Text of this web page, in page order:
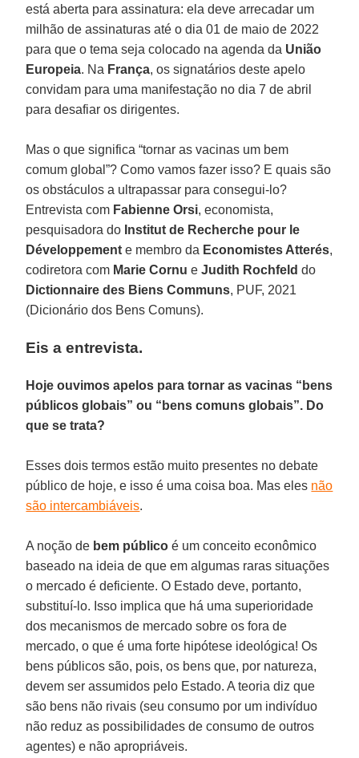
está aberta para assinatura: ela deve arrecadar um
milhão de assinaturas até o dia 01 de maio de 2022
para que o tema seja colocado na agenda da União
Europeia. Na França, os signatários deste apelo
convidam para uma manifestação no dia 7 de abril
para desafiar os dirigentes.
Mas o que significa “tornar as vacinas um bem
comum global”? Como vamos fazer isso? E quais são
os obstáculos a ultrapassar para consegui-lo?
Entrevista com Fabienne Orsi, economista,
pesquisadora do Institut de Recherche pour le
Développement e membro da Economistes Atterés,
codiretora com Marie Cornu eJudith Rochfeld do
Dictionnaire des Biens Communs, PUF, 2021
(Dicionário dos Bens Comuns).
Eis a entrevista.
Hoje ouvimos apelos para tornar as vacinas “bens
públicos globais” ou “bens comuns globais”. Do
que se trata?
Esses dois termos estão muito presentes no debate
público de hoje, e isso é uma coisa boa. Mas eles não
são intercambiáveis.
A noção de bem público é um conceito econômico
baseado na ideia de que em algumas raras situações
o mercado é deficiente. O Estado deve, portanto,
substituí-lo. Isso implica que há uma superioridade
dos mecanismos de mercado sobre os fora de
mercado, o que é uma forte hipótese ideológica! Os
bens públicos são, pois, os bens que, por natureza,
devem ser assumidos pelo Estado. A teoria diz que
são bens não rivais (seu consumo por um indivíduo
não reduz as possibilidades de consumo de outros
agentes) e não apropriáveis.